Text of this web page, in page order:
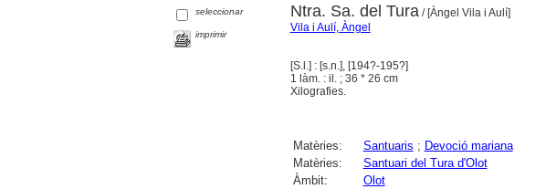
seleccionar
imprimir
Ntra. Sa. del Tura/ [Àngel Vila i Aulí]
Vila i Aulí, Àngel
[S.l.] : [s.n.], [194?-195?]
1 làm. : il. ; 36 * 26 cm
Xilografies.
Matèries: Santuaris ; Devoció mariana
Matèries:
Santuari del Tura d'Olot
Àmbit:
Olot